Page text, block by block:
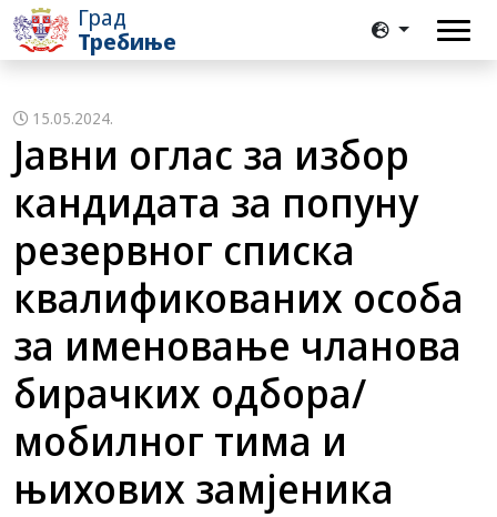
Град
Требиње
15.05.2024.
Јавни оглас за избор
кандидата за попуну
резервног списка
квалификованих особа
за именовање чланова
бирачких одбора/
мобилног тима и
њихових замјеника